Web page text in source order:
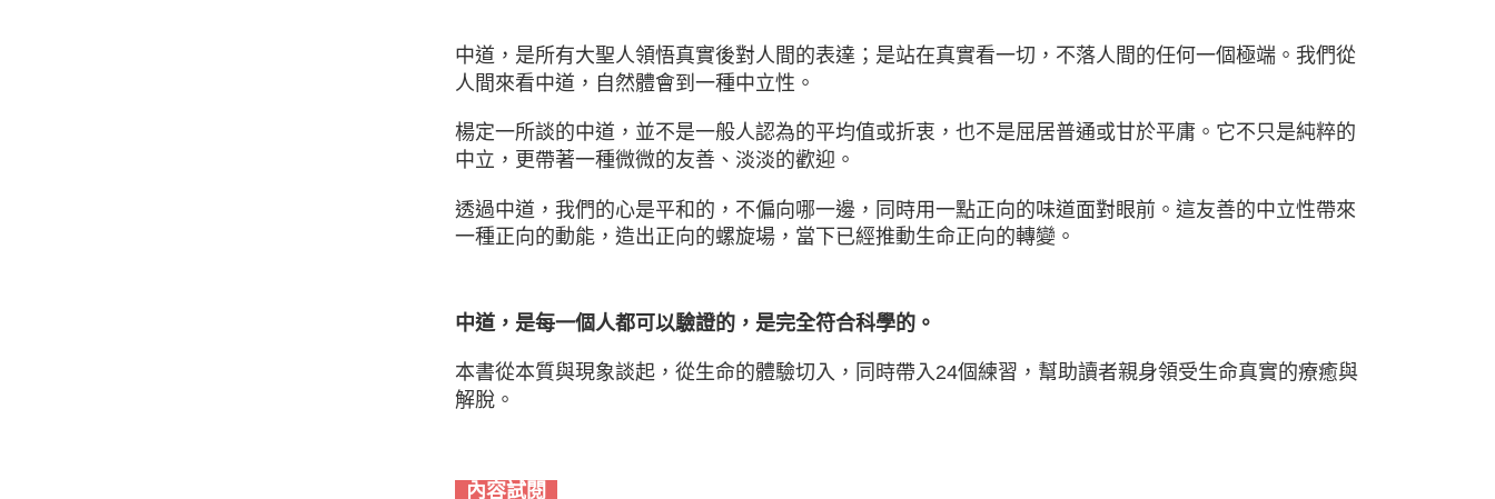
中道，是所有大聖人領悟真實後對人間的表達；是站在真實看一切，不落人間的任何一個極端。我們從
人間來看中道，自然體會到一種中立性。
楊定一所談的中道，並不是一般人認為的平均值或折衷，也不是屈居普通或甘於平庸。它不只是純粹的
中立，更帶著一種微微的友善、淡淡的歡迎。
透過中道，我們的心是平和的，不偏向哪一邊，同時用一點正向的味道面對眼前。這友善的中立性帶來
一種正向的動能，造出正向的螺旋場，當下已經推動生命正向的轉變。
中道，是每一個人都可以驗證的，是完全符合科學的。
本書從本質與現象談起，從生命的體驗切入，同時帶入24個練習，幫助讀者親身領受生命真實的療癒與
解脫。
內容試閱